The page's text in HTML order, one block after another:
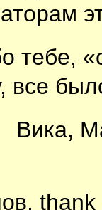
тебе,
все
Вика,